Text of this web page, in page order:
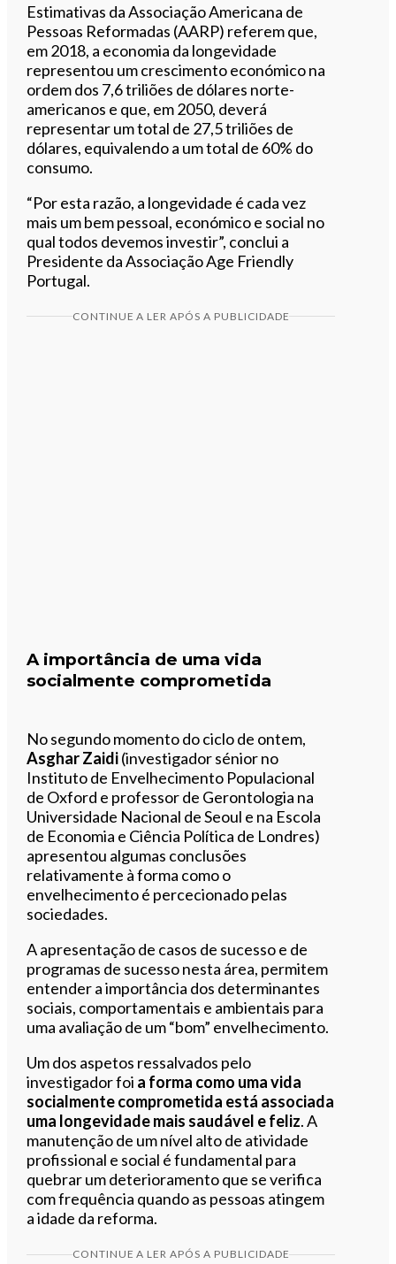
Estimativas da Associação Americana de
Pessoas Reformadas (AARP) referem que,
em 2018, a economia da longevidade
representou um crescimento económico na
ordem dos 7,6 triliões de dólares norte-
americanos e que, em 2050, deverá
representar um total de 27,5 triliões de
dólares, equivalendo a um total de 60% do
consumo.
“Por esta razão, a longevidade é cada vez
mais um bem pessoal, económico e social no
qual todos devemos investir”, conclui a
Presidente da Associação Age Friendly
Portugal.
CONTINUE A LER APÓS A PUBLICIDADE
A importância de uma vida
socialmente comprometida
No segundo momento do ciclo de ontem,
Asghar Zaidi(investigador sénior no
Instituto de Envelhecimento Populacional
de Oxford e professor de Gerontologia na
Universidade Nacional de Seoul e na Escola
de Economia e Ciência Política de Londres)
apresentou algumas conclusões
relativamente à forma como o
envelhecimento é percecionado pelas
sociedades.
A apresentação de casos de sucesso e de
programas de sucesso nesta área, permitem
entender a importância dos determinantes
sociais, comportamentais e ambientais para
uma avaliação de um “bom” envelhecimento.
Um dos aspetos ressalvados pelo
investigador foi a forma como uma vida
socialmente comprometida está associada
uma longevidade mais saudável e feliz. A
manutenção de um nível alto de atividade
profissional e social é fundamental para
quebrar um deterioramento que se verifica
com frequência quando as pessoas atingem
a idade da reforma.
CONTINUE A LER APÓS A PUBLICIDADE